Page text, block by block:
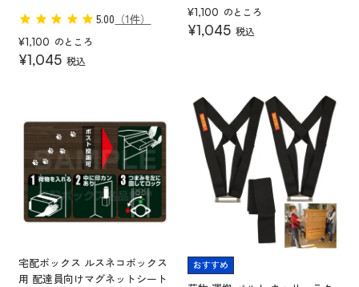
5.00 （1件）
¥1,100 のところ
¥1,045 税込
¥1,100 のところ
¥1,045 税込
宅配ボックス ルスネコボックス
用 配達員向けマグネットシート
おすすめ